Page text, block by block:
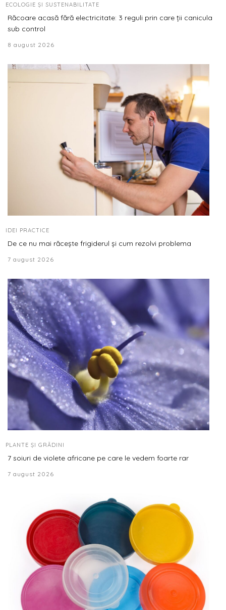
ECOLOGIE ȘI SUSTENABILITATE
Răcoare acasă fără electricitate: 3 reguli prin care ții canicula
sub control
8 august 2026
IDEI PRACTICE
De ce nu mai răcește frigiderul și cum rezolvi problema
7 august 2026
PLANTE ȘI GRĂDINI
7 soiuri de violete africane pe care le vedem foarte rar
7 august 2026